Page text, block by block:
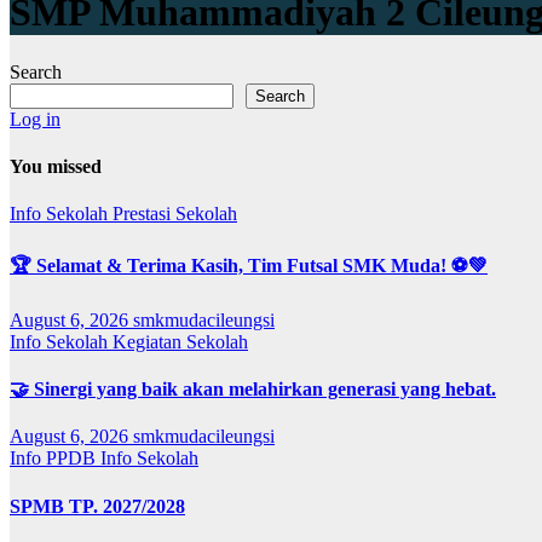
SMP Muhammadiyah 2
Search
Search
Log in
You missed
Info Sekolah Prestasi Sekolah
🏆 Selamat & Terima Kasih, Tim Futsal SMK Muda! ⚽💚
August 6, 2026 smkmudacileungsi
Info Sekolah Kegiatan Sekolah
🤝 Sinergi yang baik akan melahirkan generasi yang hebat.
August 6, 2026 smkmudacileungsi
Info PPDB Info Sekolah
SPMB TP. 2027/2028